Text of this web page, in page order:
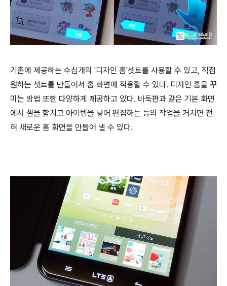
기존에 제공하는 수십개의 '디자인 홈'셋트를 사용할 수 있고, 직접
원하는 셋트를 만들어서 홈 화면에 적용할 수 있다. 디자인 홈을 꾸
미는 방법 또한 다양하게 제공하고 있다. 바둑판과 같은 기본 화면
에서 셀을 함치고 아이템을 넣어 편집하는 등의 작업을 거치면 전
혀 새로운 홈 화면을 만들어 낼 수 있다.